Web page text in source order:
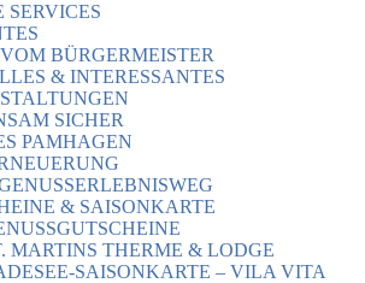
SERVICES
BÜRGERMEISTER
& INTERESSANTES
SICHER
PAMHAGEN
& SAISONKARTE
MARTINS THERME & LODGE
SAISONKARTE – VILA VITA